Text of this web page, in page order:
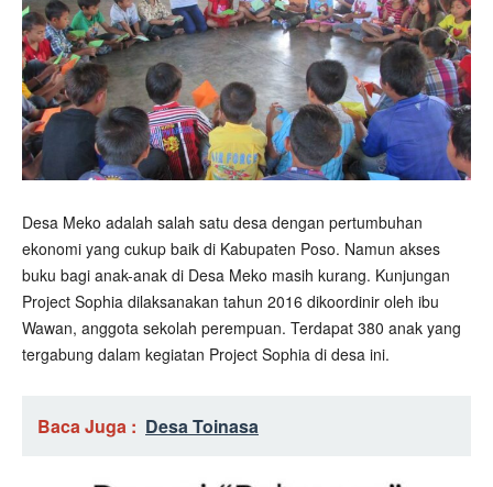
Desa Meko adalah salah satu desa dengan pertumbuhan
ekonomi yang cukup baik di Kabupaten Poso. Namun akses
buku bagi anak-anak di Desa Meko masih kurang. Kunjungan
Project Sophia dilaksanakan tahun 2016 dikoordinir oleh ibu
Wawan, anggota sekolah perempuan. Terdapat 380 anak yang
tergabung dalam kegiatan Project Sophia di desa ini.
Baca Juga : Desa Toinasa